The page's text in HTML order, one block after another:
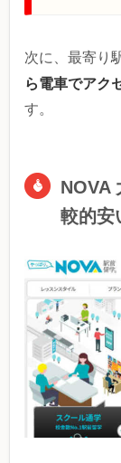
次に、最寄り
ら電車でアク
す。
NOVA
較的安